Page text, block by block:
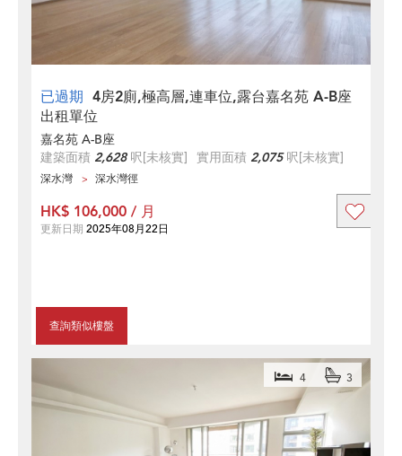
已過期 4房2廁,極高層,連車位,露台嘉名苑 A-B座
出租單位
嘉名苑 A-B座
建築面積 2,628呎[未核實] 實用面積 2,075呎[未核實]
深水灣 深水灣徑
查詢類似樓盤
HK$ 106,000 / 月
更新日期 2025年08月22日
4 3